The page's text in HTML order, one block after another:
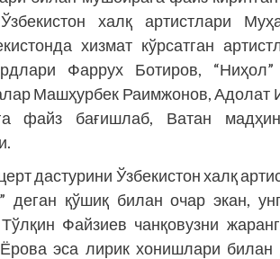
халқ артистлари
хизмат кўрсатган
Фаррух Ботиров,
Машҳурбек Раимжонов, Адолат
файз бағишлаб, Ватан
дастурини Ўзбекистон халқ
қўшиқ билан очар экан,
Файзиев чанқовузни
эса лирик хонишлари билан